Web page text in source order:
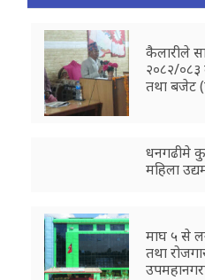
कैलारीले
२०८२/०८३
तथा बजेट
धनगढीमे
महिला
माघ ५ से
तथा